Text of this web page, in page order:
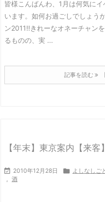
皆様こんばんわ、1月は何気に
います。 如何お過ごしでしょうか
ン2011!!きれーなオネーチャン
るものの、実 ...
記事を読む
【年末】東京案内【来客】
 2010年12月28日  よしなしご
, 酒